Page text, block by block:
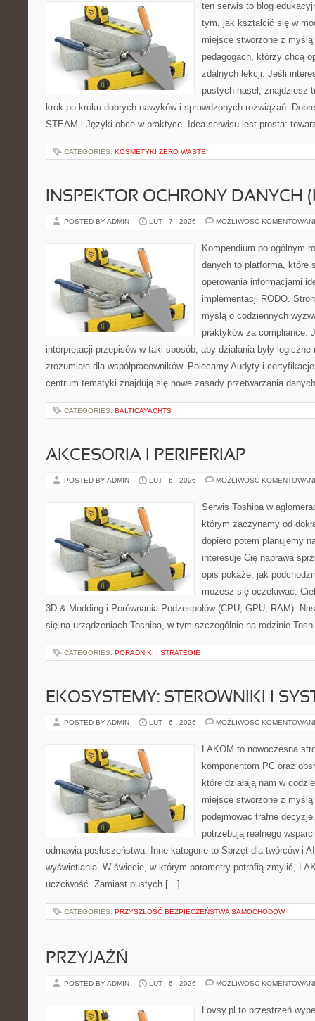
ten serwis to blog
tym, jak kształcić się w
miejsce stworzone z
pedagogach, którzy chcą
zdalnych lekcji. Jeśli
pustych haseł, znajdziesz
krok po kroku dobrych nawyków i sprawdzonych rozwiązań.
STEAM i Języki obce w praktyce. Idea serwisu jest prosta:
CATEGORIES: KOSMETYKI ZERO WASTE
INSPEKTOR OCHRONY DANYCH
POSTED BY ADMIN LUT - 7 - 2026 MOŻLIWOŚĆ
Kompendium po ogólnym
danych to platforma, które
operowania informacjami
implementacji RODO.
myślą o codziennych
praktyków za compliance.
interpretacji przepisów w taki sposób, aby działania były logiczne
zrozumiałe dla współpracowników. Polecamy Audyty i
centrum tematyki znajdują się nowe zasady przetwarzania
CATEGORIES: BALTICAYACHTS
AKCESORIA I PERIFERIAP
POSTED BY ADMIN LUT - 6 - 2026 MOŻLIWOŚĆ
Serwis Toshiba w
którym zaczynamy od
dopiero potem planujemy
interesuje Cię naprawa
opis pokaże, jak
możesz się oczekiwać.
3D & Modding i Porównania Podzespołów (CPU, GPU, RAM).
się na urządzeniach Toshiba, w tym szczególnie na rodzinie
CATEGORIES: PORADNIKI I STRATEGIE
EKOSYSTEMY: STEROWNIKI I
POSTED BY ADMIN LUT - 6 - 2026 MOŻLIWOŚĆ
LAKOM to nowoczesna
komponentom PC oraz
które działają nam w
miejsce stworzone z
podejmować trafne
potrzebują realnego
odmawia posłuszeństwa. Inne kategorie to Sprzęt dla twórców i
wyświetlania. W świecie, w którym parametry potrafią zmylić,
uczciwość. Zamiast pustych […]
CATEGORIES: PRZYSZŁOŚĆ BEZPIECZEŃSTWA SAMOCHODÓW
PRZYJAŹŃ
POSTED BY ADMIN LUT - 6 - 2026 MOŻLIWOŚĆ
Lovsy.pl to przestrzeń